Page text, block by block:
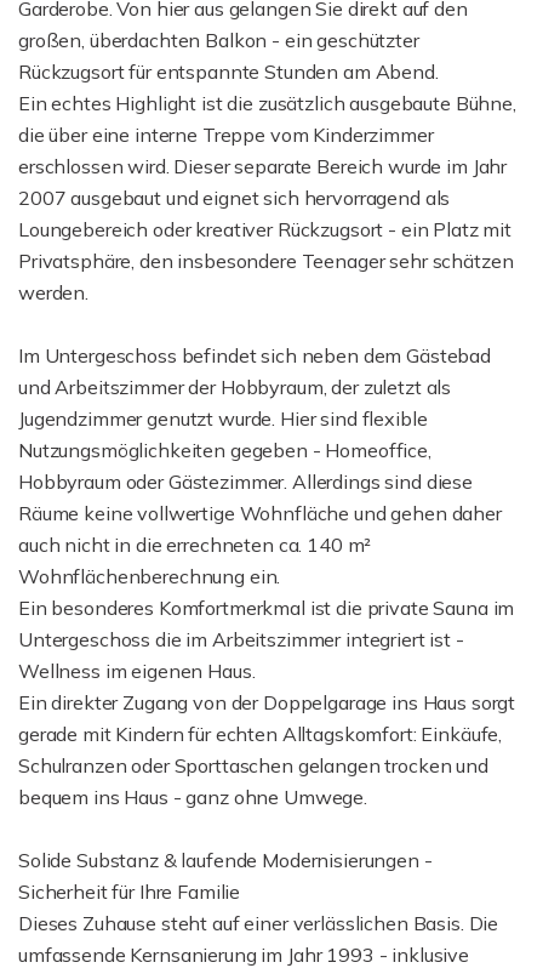
Garderobe. Von hier aus gelangen Sie direkt auf den
großen, überdachten Balkon - ein geschützter
Rückzugsort für entspannte Stunden am Abend.
Ein echtes Highlight ist die zusätzlich ausgebaute Bühne,
die über eine interne Treppe vom Kinderzimmer
erschlossen wird. Dieser separate Bereich wurde im Jahr
2007 ausgebaut und eignet sich hervorragend als
Loungebereich oder kreativer Rückzugsort - ein Platz mit
Privatsphäre, den insbesondere Teenager sehr schätzen
werden.
Im Untergeschoss befindet sich neben dem Gästebad
und Arbeitszimmer der Hobbyraum, der zuletzt als
Jugendzimmer genutzt wurde. Hier sind flexible
Nutzungsmöglichkeiten gegeben - Homeoffice,
Hobbyraum oder Gästezimmer. Allerdings sind diese
Räume keine vollwertige Wohnfläche und gehen daher
auch nicht in die errechneten ca. 140 m²
Wohnflächenberechnung ein.
Ein besonderes Komfortmerkmal ist die private Sauna im
Untergeschoss die im Arbeitszimmer integriert ist -
Wellness im eigenen Haus.
Ein direkter Zugang von der Doppelgarage ins Haus sorgt
gerade mit Kindern für echten Alltagskomfort: Einkäufe,
Schulranzen oder Sporttaschen gelangen trocken und
bequem ins Haus - ganz ohne Umwege.
Solide Substanz & laufende Modernisierungen -
Sicherheit für Ihre Familie
Dieses Zuhause steht auf einer verlässlichen Basis. Die
umfassende Kernsanierung im Jahr 1993 - inklusive